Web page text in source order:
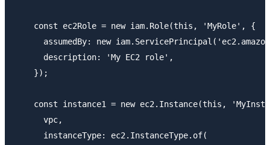
    const ec2Role = new iam.Role(this, 'MyRole', {
assumedBy: new
      description: 'My EC2 role',
    });
const instance1 = new ec2.Instance(this,
      vpc,
      instanceType: ec2.InstanceType.of(